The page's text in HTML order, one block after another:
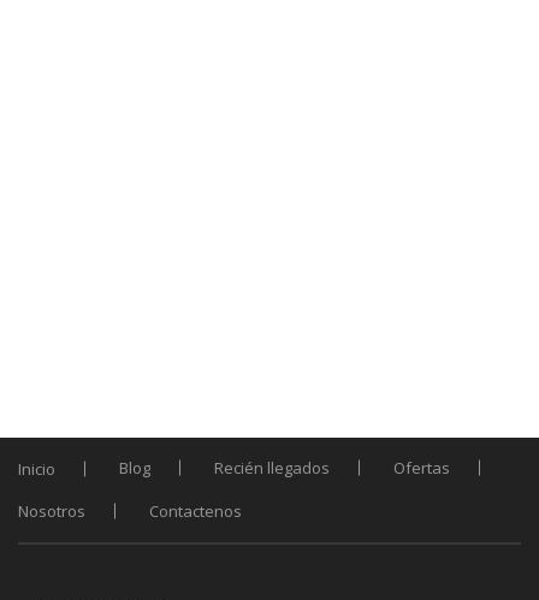
Inicio Blog Recién llegados
Ofertas
Nosotros
Contactenos